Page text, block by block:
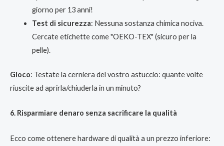
giorno per 13 anni!
Test di sicurezza: Nessuna sostanza chimica nociva.
Cercate etichette come "OEKO-TEX" (sicuro per la
pelle).
Gioco: Testate la cerniera del vostro astuccio: quante volte
riuscite ad aprirla/chiuderla in un minuto?
6. Risparmiare denaro senza sacrificare la qualità
Ecco come ottenere hardware di qualità a un prezzo inferiore: